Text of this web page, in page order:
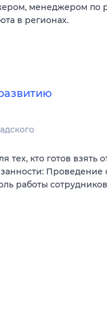
менеджером по
в регионах.
кто готов взять
Проведение
работы